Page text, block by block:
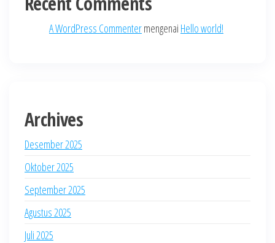
A WordPress Commentermengenai Hello world!
Archives
Desember 2025
Oktober 2025
September 2025
Agustus 2025
Juli 2025